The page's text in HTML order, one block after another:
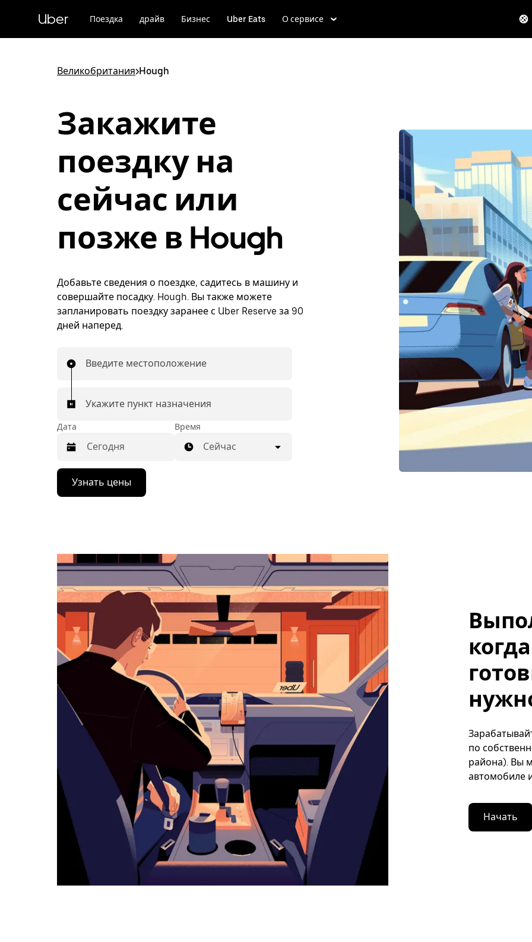
к
Uber Поездка драйв Бизнес Uber Eats О сервисе
Великобритания>Hough
Закажите
поездку на
сейчас или
позже в Hough
Добавьте сведения о поездке, садитесь в машину и
совершайте посадку. Hough. Вы также можете
запланировать поездку заранее с Uber Reserve за 90
дней наперед.
Введите местоположение
Укажите пункт назначения
Дата
Нажмите
стрелку
вниз,
выбрать
дату.
закрыть
календарь,
нажмите
Esc.
Время
Сейчас
Узнать цены
по
района). Вы
автомобиле
Начать